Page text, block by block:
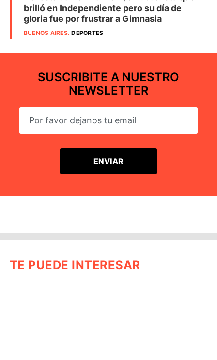
brilló en Independiente pero su día de
gloria fue por frustrar a Gimnasia
BUENOS AIRES.DEPORTES
SUSCRIBITE A NUESTRO
NEWSLETTER
TE PUEDE INTERESAR